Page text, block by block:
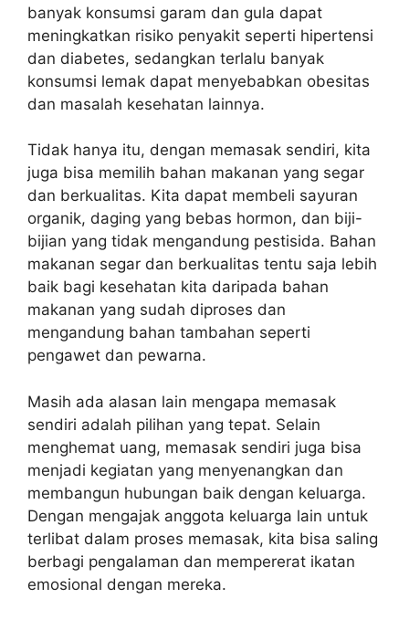
banyak konsumsi garam dan gula dapat
meningkatkan risiko penyakit seperti hipertensi
dan diabetes, sedangkan terlalu banyak
konsumsi lemak dapat menyebabkan obesitas
dan masalah kesehatan lainnya.
Tidak hanya itu, dengan memasak sendiri, kita
juga bisa memilih bahan makanan yang segar
dan berkualitas. Kita dapat membeli sayuran
organik, daging yang bebas hormon, dan biji-
bijian yang tidak mengandung pestisida. Bahan
makanan segar dan berkualitas tentu saja lebih
baik bagi kesehatan kita daripada bahan
makanan yang sudah diproses dan
mengandung bahan tambahan seperti
pengawet dan pewarna.
Masih ada alasan lain mengapa memasak
sendiri adalah pilihan yang tepat. Selain
menghemat uang, memasak sendiri juga bisa
menjadi kegiatan yang menyenangkan dan
membangun hubungan baik dengan keluarga.
Dengan mengajak anggota keluarga lain untuk
terlibat dalam proses memasak, kita bisa saling
berbagi pengalaman dan mempererat ikatan
emosional dengan mereka.